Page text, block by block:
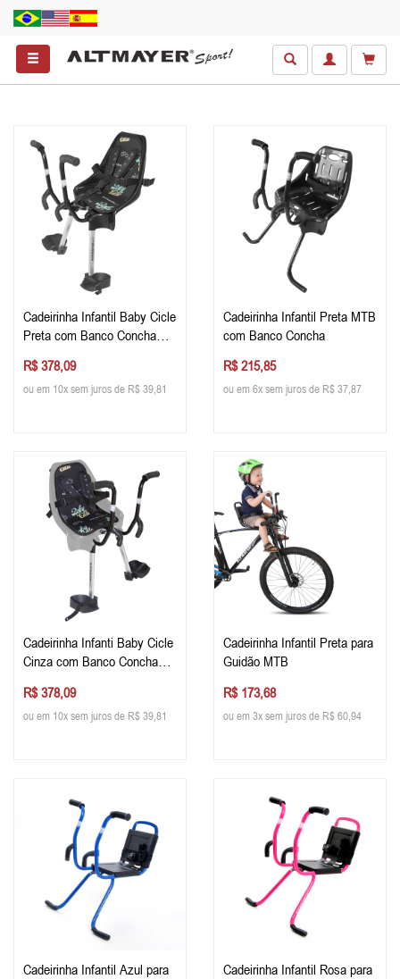
Cadeirinha Infantil Baby Cicle
Preta com Banco Concha
para Guidão
R$ 378,09
ou em 10x sem juros de R$ 39,81
Cadeirinha Infantil Preta MTB
com Banco Concha
R$ 215,85
ou em 6x sem juros de R$ 37,87
Cadeirinha Infanti Baby Cicle
Cinza com Banco Concha
para Guidão
R$ 378,09
ou em 10x sem juros de R$ 39,81
Cadeirinha Infantil Preta para
Guidão MTB
R$ 173,68
ou em 3x sem juros de R$ 60,94
Cadeirinha Infantil Azul para
Cadeirinha Infantil Rosa para